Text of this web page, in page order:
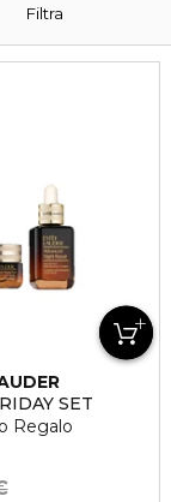
Filtra
SET
Regalo